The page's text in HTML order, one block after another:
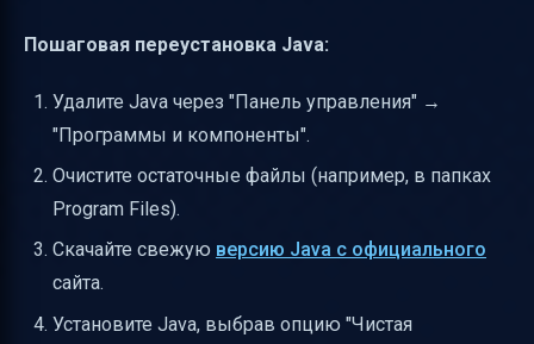
Пошаговая переустановка Java:
Удалите Java через "Панель управления" →
"Программы и компоненты".
Очистите остаточные файлы (например, в папках
Program Files).
Скачайте свежую версию Java с официального
сайта.
Установите Java, выбрав опцию "Чистая